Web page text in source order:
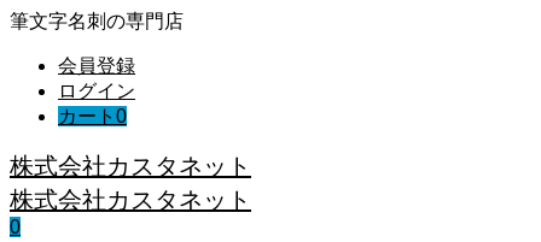
筆文字名刺の専門店
会員登録
ログイン
カート 0
株式会社カスタネット
株式会社カスタネット
0